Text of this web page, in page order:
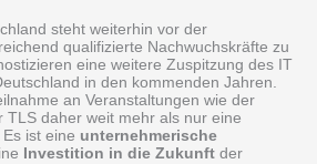
steht weiterhin vor der
qualifizierte Nachwuchskräfte zu
eine weitere Zuspitzung des IT
in den kommenden Jahren.
an Veranstaltungen wie der
TLS daher weit mehr als nur eine
ist eine unternehmerische
Investition in die Zukunftder